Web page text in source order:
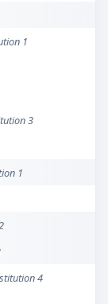
1
3
1
4